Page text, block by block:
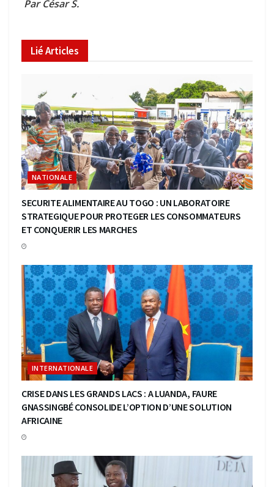
Par César S.
LiéArticles
NATIONALE
SECURITE ALIMENTAIRE AU TOGO : UN LABORATOIRE
STRATEGIQUE POUR PROTEGER LES CONSOMMATEURS
ET CONQUERIR LES MARCHES
INTERNATIONALE
CRISE DANS LES GRANDS LACS : A LUANDA, FAURE
GNASSINGBÉ CONSOLIDE L’OPTION D’UNE SOLUTION
AFRICAINE